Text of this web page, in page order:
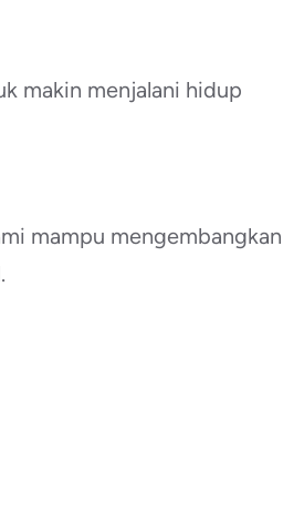
makin menjalani hidup
mampu mengembangkan